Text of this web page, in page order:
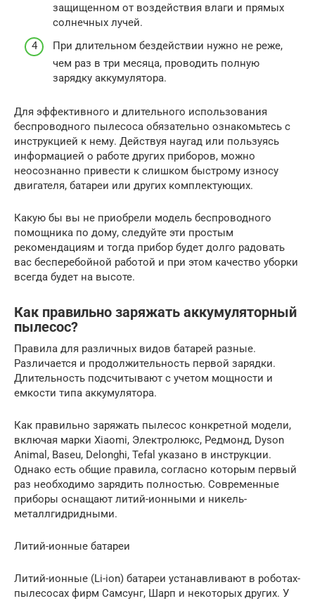
защищенном от воздействия влаги и прямых
солнечных лучей.
При длительном бездействии нужно не реже,
чем раз в три месяца, проводить полную
зарядку аккумулятора.
Для эффективного и длительного использования
беспроводного пылесоса обязательно ознакомьтесь с
инструкцией к нему. Действуя наугад или пользуясь
информацией о работе других приборов, можно
неосознанно привести к слишком быстрому износу
двигателя, батареи или других комплектующих.
Какую бы вы не приобрели модель беспроводного
помощника по дому, следуйте эти простым
рекомендациям и тогда прибор будет долго радовать
вас бесперебойной работой и при этом качество уборки
всегда будет на высоте.
Как правильно заряжать аккумуляторный
пылесос?
Правила для различных видов батарей разные.
Различается и продолжительность первой зарядки.
Длительность подсчитывают с учетом мощности и
емкости типа аккумулятора.
Как правильно заряжать пылесос конкретной модели,
включая марки Xiaomi, Электролюкс, Редмонд, Dyson
Animal, Baseu, Delonghi, Tefal указано в инструкции.
Однако есть общие правила, согласно которым первый
раз необходимо зарядить полностью. Современные
приборы оснащают литий-ионными и никель-
металлгидридными.
Литий-ионные батареи
Литий-ионные (Li-ion) батареи устанавливают в роботах-
пылесосах фирм Самсунг, Шарп и некоторых других. У